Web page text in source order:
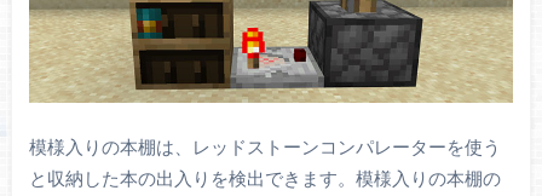
模様入りの本棚は、レッドストーンコンパレーターを使う
と収納した本の出入りを検出できます。模様入りの本棚の